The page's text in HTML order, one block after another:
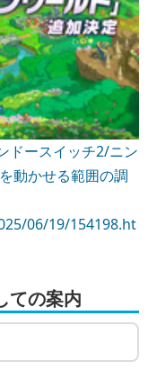
ドースイッチ2/ニン
動かせる範囲の調
06/19/154198.ht
ての案内